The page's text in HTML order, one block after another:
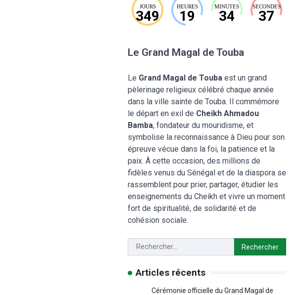
JOURS
349
HEURES
19
MINUTES
34
SECONDES
36
Le Grand Magal de Touba
Le Grand Magal de Touba est un grand
pèlerinage religieux célébré chaque année
dans la ville sainte de Touba. Il commémore
le départ en exil de Cheikh Ahmadou
Bamba, fondateur du mouridisme, et
symbolise la reconnaissance à Dieu pour son
épreuve vécue dans la foi, la patience et la
paix. À cette occasion, des millions de
fidèles venus du Sénégal et de la diaspora se
rassemblent pour prier, partager, étudier les
enseignements du Cheikh et vivre un moment
fort de spiritualité, de solidarité et de
cohésion sociale.
Articles récents
Cérémonie officielle du Grand Magal de